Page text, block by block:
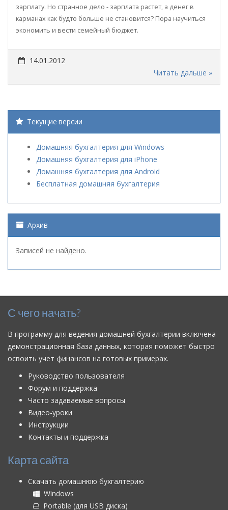
зарплату. Но странное дело - зарплата растет, а денег в
карманах как будто больше не становится? Пора научиться
экономить и вести семейный бюджет.
14.01.2012
Читать дальше »
Текущие версии
Домашняя бухгалтерия для Windows
Домашняя бухгалтерия для iPhone
Домашняя бухгалтерия для Android
Бесплатная домашняя бухгалтерия
Архив
Записей не найдено.
С чего начать?
В программу для ведения домашней бухгалтерии включена
демонстрационная база данных, которая поможет быстро
освоить учет финансов на готовых примерах.
Руководство пользователя
Форум и поддержка
Часто задаваемые вопросы
Видео-уроки
Инструкции
Контакты и поддержка
Карта сайта
Скачать домашнюю бухгалтерию
Windows
Portable (для USB диска)